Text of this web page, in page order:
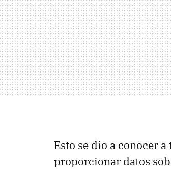
Esto se dio a conocer a
proporcionar datos